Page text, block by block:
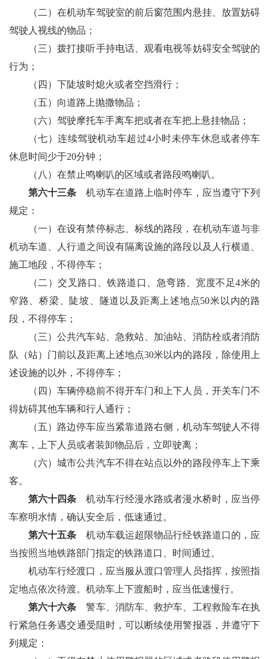
（二）在机动车驾驶室的前后窗范围内悬挂、放置妨碍
驾驶人视线的物品；
（三）拨打接听手持电话、观看电视等妨碍安全驾驶的
行为；
（四）下陡坡时熄火或者空挡滑行；
（五）向道路上抛撒物品；
（六）驾驶摩托车手离车把或者在车把上悬挂物品；
（七）连续驾驶机动车超过4小时未停车休息或者停车
休息时间少于20分钟；
（八）在禁止鸣喇叭的区域或者路段鸣喇叭。
第六十三条 机动车在道路上临时停车，应当遵守下列
规定：
（一）在设有禁停标志、标线的路段，在机动车道与非
机动车道、人行道之间设有隔离设施的路段以及人行横道、
施工地段，不得停车；
（二）交叉路口、铁路道口、急弯路、宽度不足4米的
窄路、桥梁、陡坡、隧道以及距离上述地点50米以内的路
段，不得停车；
（三）公共汽车站、急救站、加油站、消防栓或者消防
队（站）门前以及距离上述地点30米以内的路段，除使用上
述设施的以外，不得停车；
（四）车辆停稳前不得开车门和上下人员，开关车门不
得妨碍其他车辆和行人通行；
（五）路边停车应当紧靠道路右侧，机动车驾驶人不得
离车，上下人员或者装卸物品后，立即驶离；
（六）城市公共汽车不得在站点以外的路段停车上下乘
客。
第六十四条 机动车行经漫水路或者漫水桥时，应当停
车察明水情，确认安全后，低速通过。
第六十五条 机动车载运超限物品行经铁路道口的，应
当按照当地铁路部门指定的铁路道口、时间通过。
机动车行经渡口，应当服从渡口管理人员指挥，按照指
定地点依次待渡。机动车上下渡船时，应当低速慢行。
第六十六条 警车、消防车、救护车、工程救险车在执
行紧急任务遇交通受阻时，可以断续使用警报器，并遵守下
列规定：